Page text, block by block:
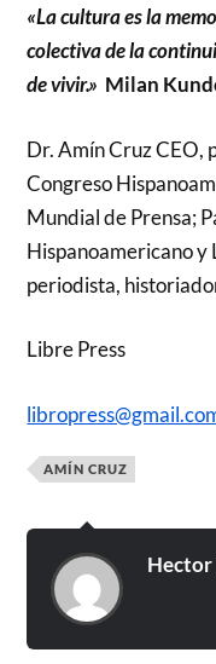
«La cultura es la
colectiva de la
de vivir.» Milan
Dr. Amín Cruz CEO,
Congreso
Mundial de Prensa;
Hispanoamericano
periodista,
Libre Press
AMÍN CRUZ
Hector